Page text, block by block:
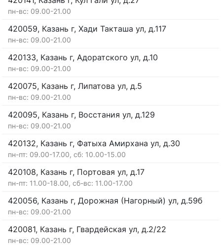
пн-вс: 09.00-21.00
420059, Казань г, Хади Такташа ул, д.117
пн-вс: 09.00-21.00
420133, Казань г, Адоратского ул, д.10
пн-вс: 09.00-21.00
420075, Казань г, Липатова ул, д.5
пн-вс: 09.00-21.00
420095, Казань г, Восстания ул, д.129
пн-вс: 09.00-21.00
420132, Казань г, Фатыха Амирхана ул, д.30
пн-пт: 09.00-17.00, сб: 10.00-15.00
420108, Казань г, Портовая ул, д.17
пн-пт: 11.00-18.00, сб-вс: 11.00-17.00
420056, Казань г, Дорожная (Нагорный) ул, д.59б
пн-вс: 09.00-21.00
420081, Казань г, Гвардейская ул, д.2/22
пн-вс: 09.00-21.00